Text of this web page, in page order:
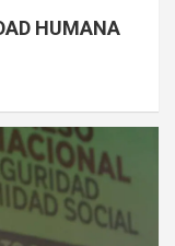
HUMANA